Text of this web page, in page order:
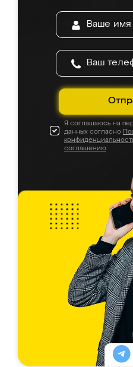
Я соглашаюсь на
данных согласно
соглашению